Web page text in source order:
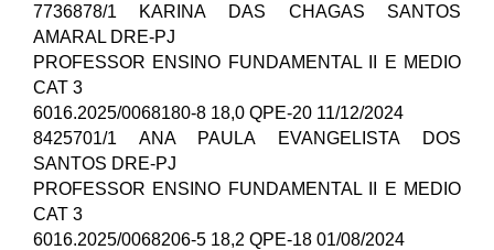
7736878/1 KARINA DAS CHAGAS SANTOS
AMARAL DRE-PJ
PROFESSOR ENSINO FUNDAMENTAL II E MEDIO
CAT 3
6016.2025/0068180-8 18,0 QPE-20 11/12/2024
8425701/1 ANA PAULA EVANGELISTA DOS
SANTOS DRE-PJ
PROFESSOR ENSINO FUNDAMENTAL II E MEDIO
CAT 3
6016.2025/0068206-5 18,2 QPE-18 01/08/2024